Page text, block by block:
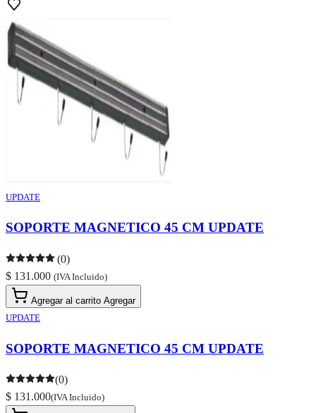
UPDATE
SOPORTE MAGNETICO 45 CM UPDATE
(0)
$ 131.000 (IVA Incluido)
Agregar al carrito Agregar
UPDATE
SOPORTE MAGNETICO 45 CM UPDATE
(0)
$ 131.000(IVA Incluido)